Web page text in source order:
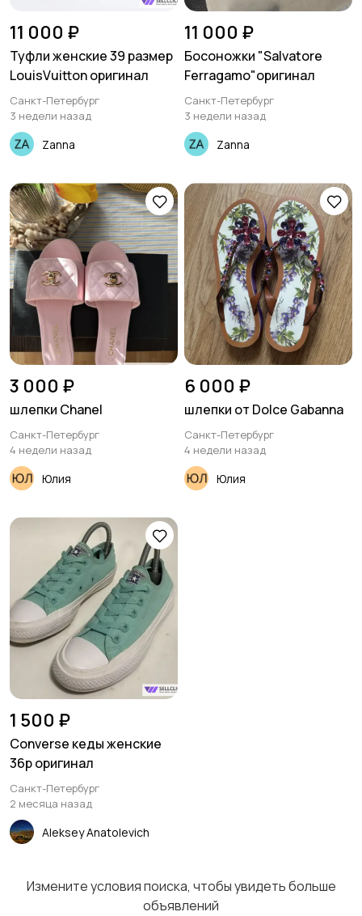
11 000 ₽
Туфли женские 39 размер
LouisVuitton оригинал
Санкт-Петербург
3 недели назад
Zanna
11 000 ₽
Босоножки "Salvatore
Ferragamo"оригинал
Санкт-Петербург
3 недели назад
Zanna
3 000 ₽
шлепки Chanel
Санкт-Петербург
4 недели назад
Юлия
6 000 ₽
шлепки от Dolce Gabanna
Санкт-Петербург
4 недели назад
Юлия
1 500 ₽
Converse кеды женские
36р оригинал
Санкт-Петербург
2 месяца назад
Aleksey Anatolevich
Измените условия поиска, чтобы увидеть больше
объявлений